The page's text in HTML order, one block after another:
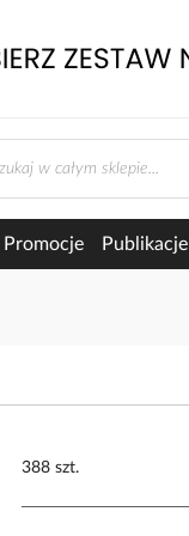
Promocje Publikacje
388 szt.